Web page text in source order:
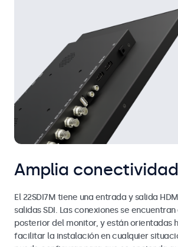
Amplia conectividad
El 22SDI7M tiene una entrada y salida
salidas SDI. Las conexiones se
posterior del monitor, y están orientadas
facilitar la instalación en cualquier